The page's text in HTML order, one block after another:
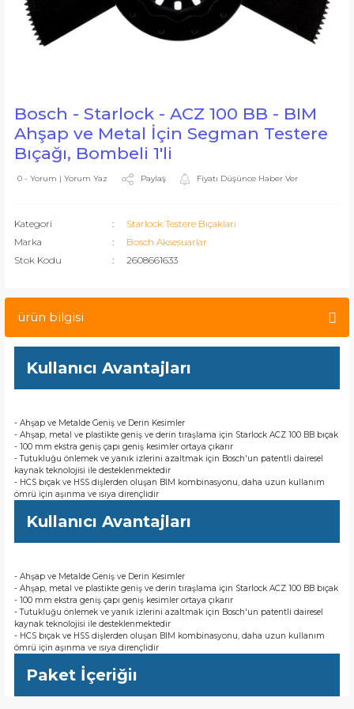
Bosch - Starlock - ACZ 100 BB - BIM
Ahşap ve Metal İçin Segman Testere
Bıçağı, Bombeli 1'li
0 - Yorum | Yorum Yaz Paylaş Fiyatı Düşünce Haber Ver
Kategori
Starlock Testere Bıçakları
Marka
Bosch Aksesuarlar
Stok Kodu
2608661633
ürün bilgisi
Kullanıcı Avantajları
- Ahşap ve Metalde Geniş ve Derin Kesimler
- Ahşap, metal ve plastikte geniş ve derin tıraşlama için Starlock ACZ 100 BB bıçak
- 100 mm ekstra geniş çapı geniş kesimler ortaya çıkarır
- Tutukluğu önlemek ve yanık izlerini azaltmak için Bosch'un patentli dairesel
kaynak teknolojisi ile desteklenmektedir
- HCS bıçak ve HSS dişlerden oluşan BIM kombinasyonu, daha uzun kullanım
ömrü için aşınma ve ısıya dirençlidir
Kullanıcı Avantajları
- Ahşap ve Metalde Geniş ve Derin Kesimler
- Ahşap, metal ve plastikte geniş ve derin tıraşlama için Starlock ACZ 100 BB bıçak
- 100 mm ekstra geniş çapı geniş kesimler ortaya çıkarır
- Tutukluğu önlemek ve yanık izlerini azaltmak için Bosch'un patentli dairesel
kaynak teknolojisi ile desteklenmektedir
- HCS bıçak ve HSS dişlerden oluşan BIM kombinasyonu, daha uzun kullanım
ömrü için aşınma ve ısıya dirençlidir
Paket İçeriğiı